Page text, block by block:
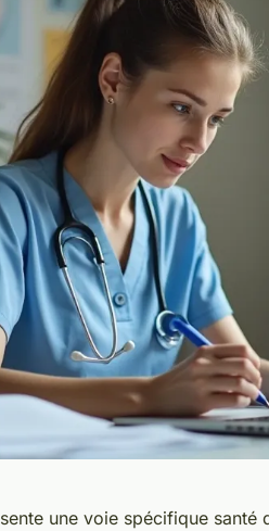
une voie spécifique santé